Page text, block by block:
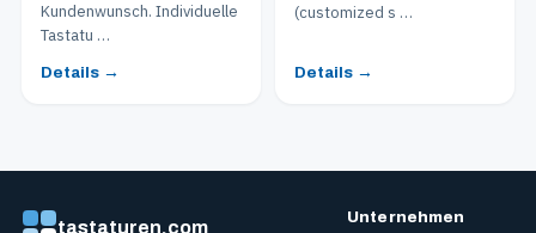
Kundenwunsch. Individuelle
Tastatu …
Details →
(customized s …
Details →
tastaturen.com Unternehmen